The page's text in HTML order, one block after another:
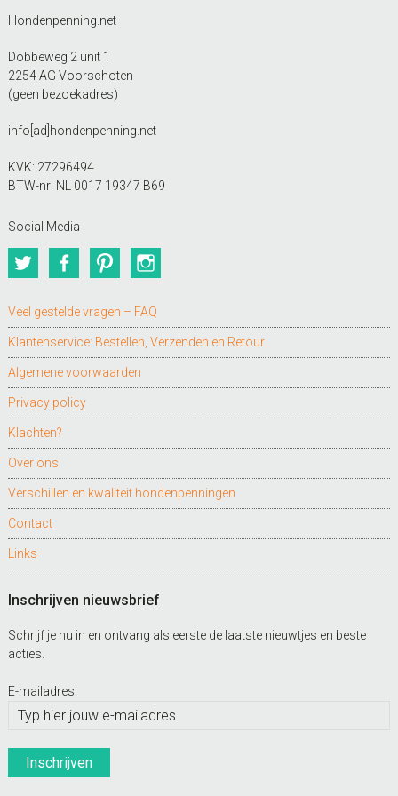
Hondenpenning.net
Dobbeweg 2 unit 1
2254 AG Voorschoten
(geen bezoekadres)
info[ad]hondenpenning.net
KVK: 27296494
BTW-nr: NL 0017 19347 B69
Social Media
TwitterFacebookPinterest
Veel gestelde vragen – FAQ
Klantenservice: Bestellen, Verzenden en Retour
Algemene voorwaarden
Privacy policy
Klachten?
Over ons
Verschillen en kwaliteit hondenpenningen
Contact
Links
Inschrijven nieuwsbrief
Schrijf je nu in en ontvang als eerste de laatste nieuwtjes en beste
acties.
E-mailadres: